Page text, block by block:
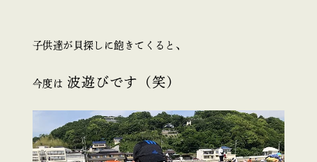
子供達が貝探しに飽きてくると、
今度は 波遊びです（笑）